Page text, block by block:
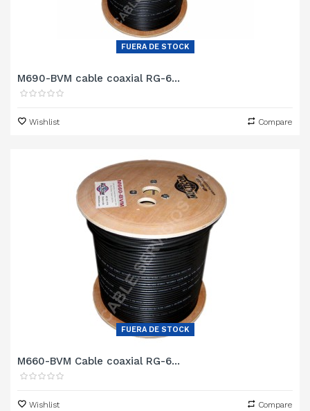
FUERA DE STOCK
M690-BVM cable coaxial RG-6...
Wishlist Compare
FUERA DE STOCK
M660-BVM Cable coaxial RG-6...
Wishlist Compare